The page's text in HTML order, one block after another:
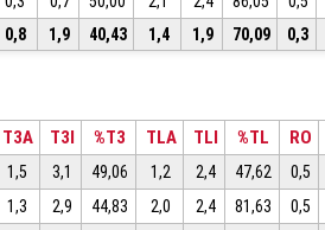
0,8 1,9 40,43 1,4 1,9 70,09 0,3
T3A T3I %T3 TLA TLI %TL RO
1,5 3,1 49,06 1,2 2,4 47,62 0,5
1,3 2,9 44,83 2,0 2,4 81,63 0,5